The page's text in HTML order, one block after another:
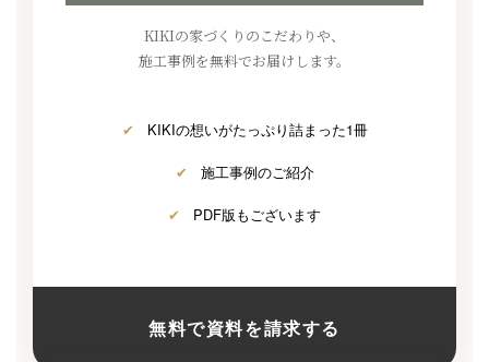
KIKIの家づくりのこだわりや、
施工事例を無料でお届けします。
✔ KIKIの想いがたっぷり詰まった1冊
✔ 施工事例のご紹介
✔ PDF版もございます
無料で資料を請求する